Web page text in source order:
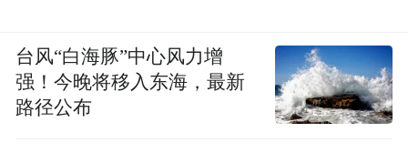
台风“白海豚”中心风力增
强！今晚将移入东海，最新
路径公布